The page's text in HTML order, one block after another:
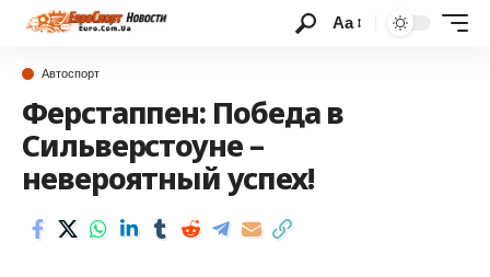
Аа
Автоспорт
Ферстаппен: Победа в
Сильверстоуне –
невероятный успех!